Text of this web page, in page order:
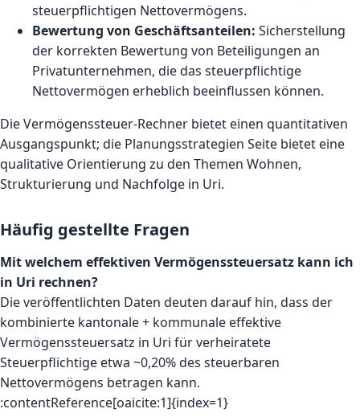
steuerpflichtigen Nettovermögens.
Bewertung von Geschäftsanteilen: Sicherstellung
der korrekten Bewertung von Beteiligungen an
Privatunternehmen, die das steuerpflichtige
Nettovermögen erheblich beeinflussen können.
DieVermögenssteuer-Rechner bietet einen quantitativen
Ausgangspunkt; die Planungsstrategien Seite bietet eine
qualitative Orientierung zu den Themen Wohnen,
Strukturierung und Nachfolge in Uri.
Häufig gestellte Fragen
Mit welchem effektiven Vermögenssteuersatz kann ich
in Uri rechnen?
Die veröffentlichten Daten deuten darauf hin, dass der
kombinierte kantonale + kommunale effektive
Vermögenssteuersatz in Uri für verheiratete
Steuerpflichtige etwa ~0,20% des steuerbaren
Nettovermögens betragen kann.
:contentReference[oaicite:1]{index=1}